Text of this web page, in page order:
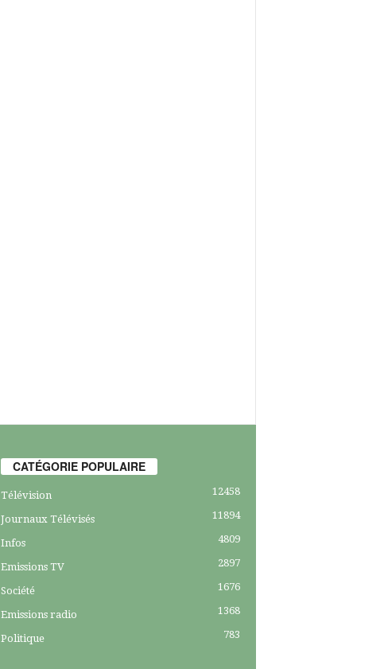
CATÉGORIE POPULAIRE
Télévision 12458
Journaux Télévisés 11894
Infos 4809
Emissions TV 2897
Société 1676
Emissions radio 1368
Politique 783